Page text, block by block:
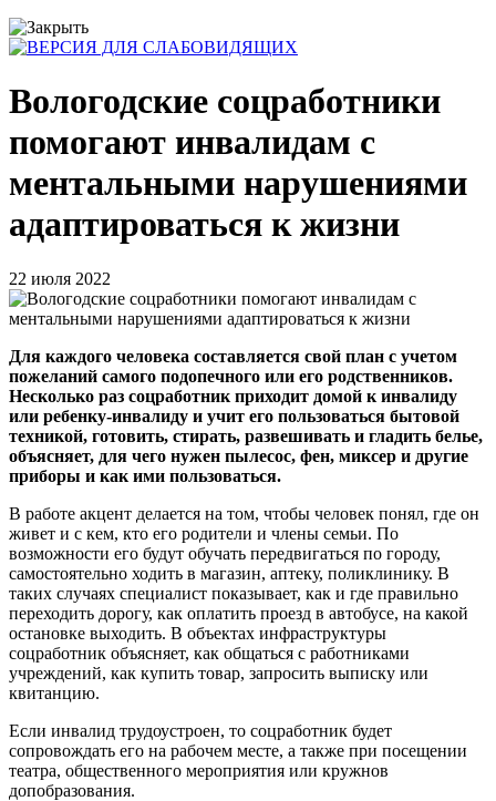
Вологодские соцработники
помогают инвалидам с
ментальными нарушениями
адаптироваться к жизни
22 июля 2022
Для каждого человека составляется свой план с учетом
пожеланий самого подопечного или его родственников.
Несколько раз соцработник приходит домой к инвалиду
или ребенку-инвалиду и учит его пользоваться бытовой
техникой, готовить, стирать, развешивать и гладить белье,
объясняет, для чего нужен пылесос, фен, миксер и другие
приборы и как ими пользоваться.
В работе акцент делается на том, чтобы человек понял, где он
живет и с кем, кто его родители и члены семьи. По
возможности его будут обучать передвигаться по городу,
самостоятельно ходить в магазин, аптеку, поликлинику. В
таких случаях специалист показывает, как и где правильно
переходить дорогу, как оплатить проезд в автобусе, на какой
остановке выходить. В объектах инфраструктуры
соцработник объясняет, как общаться с работниками
учреждений, как купить товар, запросить выписку или
квитанцию.
Если инвалид трудоустроен, то соцработник будет
сопровождать его на рабочем месте, а также при посещении
театра, общественного мероприятия или кружнов
допобразования.